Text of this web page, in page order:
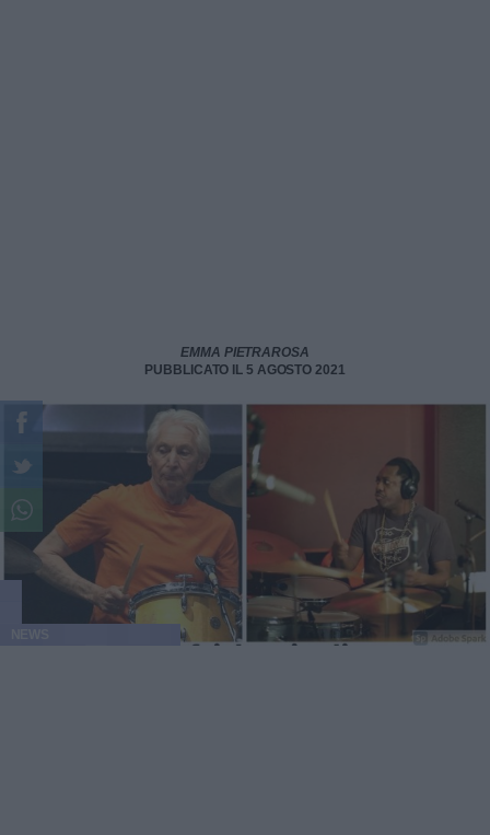
EMMA PIETRAROSA
PUBBLICATO IL 5 AGOSTO 2021